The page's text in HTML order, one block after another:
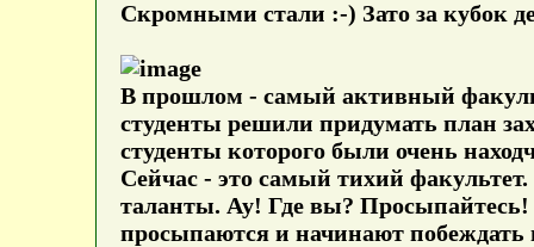
Скромными стали :-) Зато за кубок
В прошлом - самый активный
студенты решили придумать план
студенты которого были очень
Сейчас - это самый тихий
таланты. Ау! Где вы? Просыпайтесь!
просыпаются и начинают побеждать